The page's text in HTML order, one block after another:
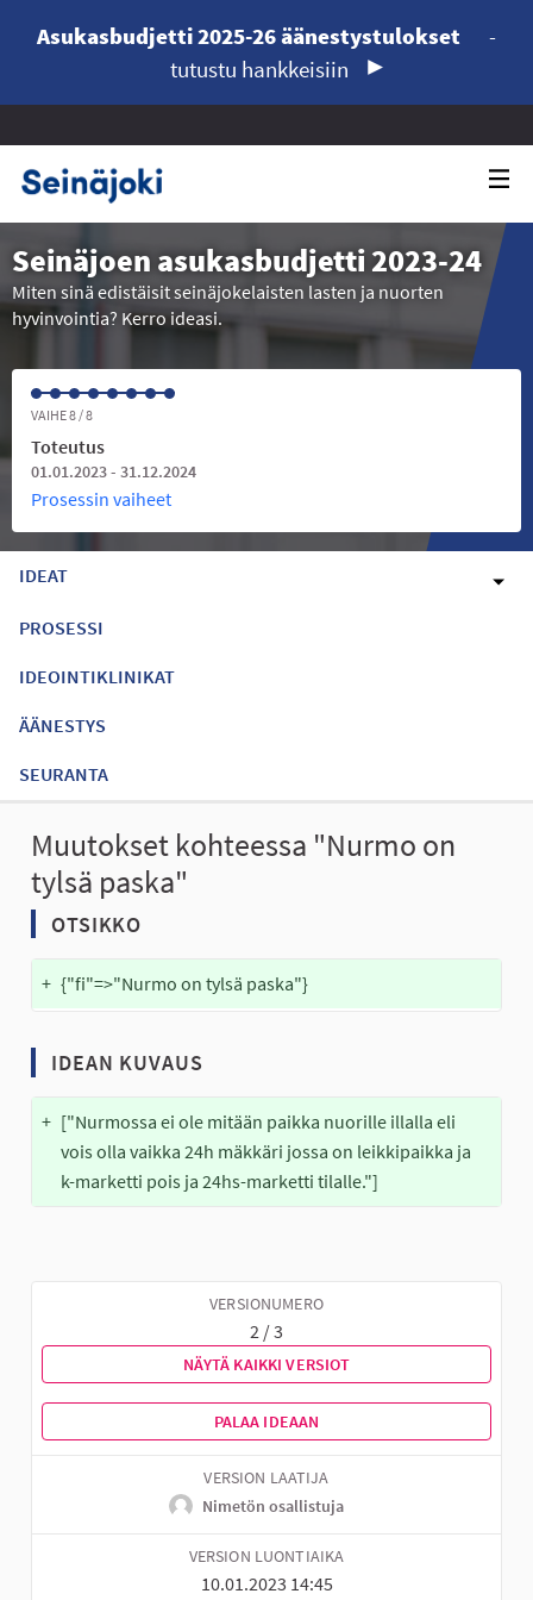
Asukasbudjetti 2025-26 äänestystulokset
-
tutustu hankkeisiin
Seinäjoen asukasbudjetti 2023-24
Miten sinä edistäisit seinäjokelaisten lasten ja nuorten
hyvinvointia? Kerro ideasi.
VAIHE 8 / 8
Toteutus
01.01.2023 - 31.12.2024
Prosessin vaiheet
IDEAT
PROSESSI
IDEOINTIKLINIKAT
ÄÄNESTYS
SEURANTA
Muutokset kohteessa "Nurmo on
tylsä paska"
OTSIKKO
+ {"fi"=>"Nurmo on tylsä paska"}
IDEAN KUVAUS
+ ["Nurmossa ei ole mitään paikka nuorille illalla eli
vois olla vaikka 24h mäkkäri jossa on leikkipaikka ja
k-marketti pois ja 24hs-marketti tilalle."]
VERSIONUMERO
2 / 3
NÄYTÄ KAIKKI VERSIOT
PALAA IDEAAN
VERSION LAATIJA
Nimetön osallistuja
VERSION LUONTIAIKA
10.01.2023 14:45